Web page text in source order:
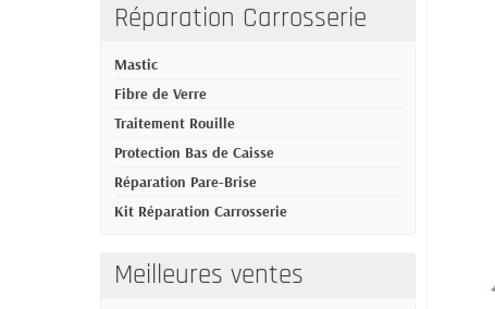
Réparation Carrosserie
Mastic
Fibre de Verre
Traitement Rouille
Protection Bas de Caisse
Réparation Pare-Brise
Kit Réparation Carrosserie
Meilleures ventes